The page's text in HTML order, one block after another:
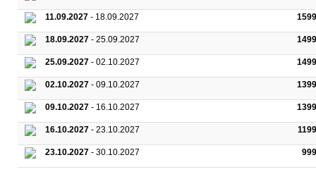
11.09.2027 - 18.09.2027
18.09.2027 - 25.09.2027
25.09.2027 - 02.10.2027
02.10.2027 - 09.10.2027
09.10.2027 - 16.10.2027
16.10.2027 - 23.10.2027
23.10.2027 - 30.10.2027